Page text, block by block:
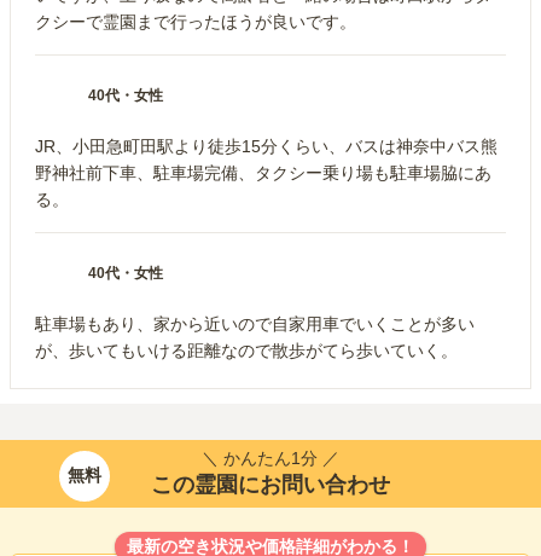
クシーで霊園まで行ったほうが良いです。
40代 ・ 女性
JR、小田急町田駅より徒歩15分くらい、バスは神奈中バス熊
野神社前下車、駐車場完備、タクシー乗り場も駐車場脇にあ
る。
40代 ・ 女性
駐車場もあり、家から近いので自家用車でいくことが多い
が、歩いてもいける距離なので散歩がてら歩いていく。
無料
＼ かんたん1分 ／
この霊園にお問い合わせ
最新の空き状況や価格詳細がわかる！